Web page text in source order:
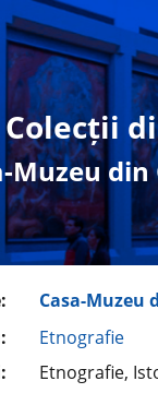
Muzeu din
Casa-Muzeu
Etnografie
Etnografie,